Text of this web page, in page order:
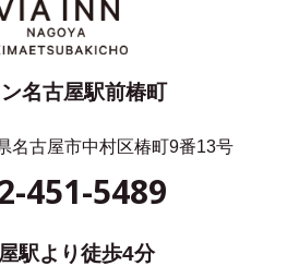
名古屋駅前椿町
古屋市中村区椿町9番13号
451-5489
駅より徒歩4分